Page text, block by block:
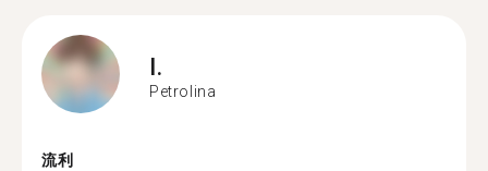
I.
Petrolina
流利